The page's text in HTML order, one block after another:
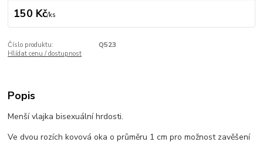
150 Kč/ks
Číslo produktu:
Q523
Hlídat cenu / dostupnost
Popis
Menší vlajka bisexuální hrdosti.
Ve dvou rozích kovová oka o průměru 1 cm pro možnost zavěšení